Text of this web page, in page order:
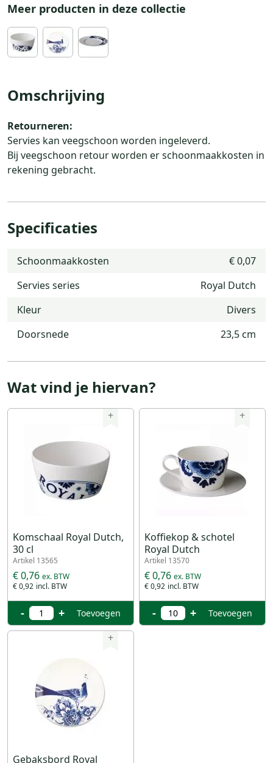
Meer producten in deze collectie
Omschrijving
Retourneren:
Servies kan veegschoon worden ingeleverd.
Bij veegschoon retour worden er schoonmaakkosten in
rekening gebracht.
Specificaties
Schoonmaakkosten
€ 0,07
Servies series
Royal Dutch
Kleur
Divers
Doorsnede
23,5 cm
Wat vind je hiervan?
+
Komschaal Royal Dutch,
30 cl
Artikel 13565
€ 0,92
€ 0,76
- + Toevoegen
+
Koffiekop & schotel
Royal Dutch
Artikel 13570
€ 0,92
€ 0,76
- + Toevoegen
+
Gebaksbord Royal